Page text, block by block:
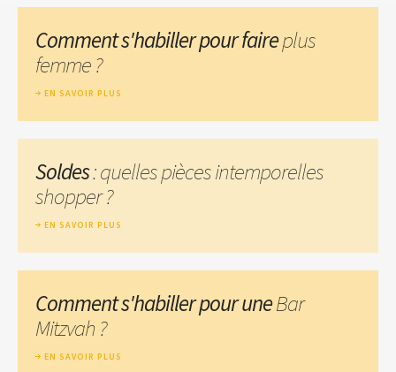
Comment s'habiller pour faireplus
femme ?
EN SAVOIR PLUS
Soldes: quelles pièces intemporelles
shopper ?
EN SAVOIR PLUS
Comment s'habiller pour uneBar
Mitzvah ?
EN SAVOIR PLUS